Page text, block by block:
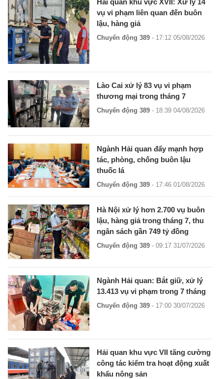
Hải quan khu vực XVII: Xử lý 14
vụ vi phạm liên quan đến buôn
lậu, hàng giả
Chuyển động 389 - 17:12 05/08/2026
Lào Cai xử lý 83 vụ vi phạm
thương mại trong tháng 7
Chuyển động 389 - 18:39 04/08/2026
Ngành Hải quan đẩy mạnh hợp
tác, phòng, chống buôn lậu
thuốc lá
Chuyển động 389 - 17:46 01/08/2026
Hà Nội xử lý hơn 2.700 vụ buôn
lậu, hàng giả trong tháng 7, thu
ngân sách gần 749 tỷ đồng
Chuyển động 389 - 09:17 31/07/2026
Ngành Hải quan: Bắt giữ, xử lý
13.413 vụ vi phạm trong 7 tháng
Chuyển động 389 - 17:00 30/07/2026
Hải quan khu vực VII tăng cường
công tác kiểm tra hoạt động xuất
khẩu nông sản